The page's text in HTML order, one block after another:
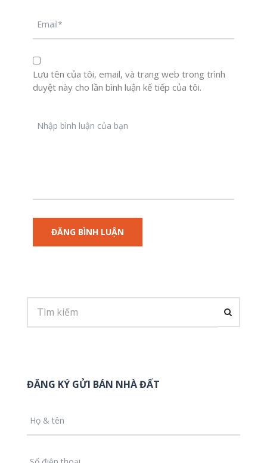
Lưu tên của tôi, email, và trang web trong trình
duyệt này cho lần bình luận kế tiếp của tôi.
ĐĂNG KÝ GỬI BÁN NHÀ ĐẤT